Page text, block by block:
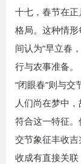
十七，春节在正
格局。这种情
间认为“早立春
行与农事准备。
“闭眼春”则与
人们尚在梦中
符合这一特征。
交节象征丰收
收成有直接关